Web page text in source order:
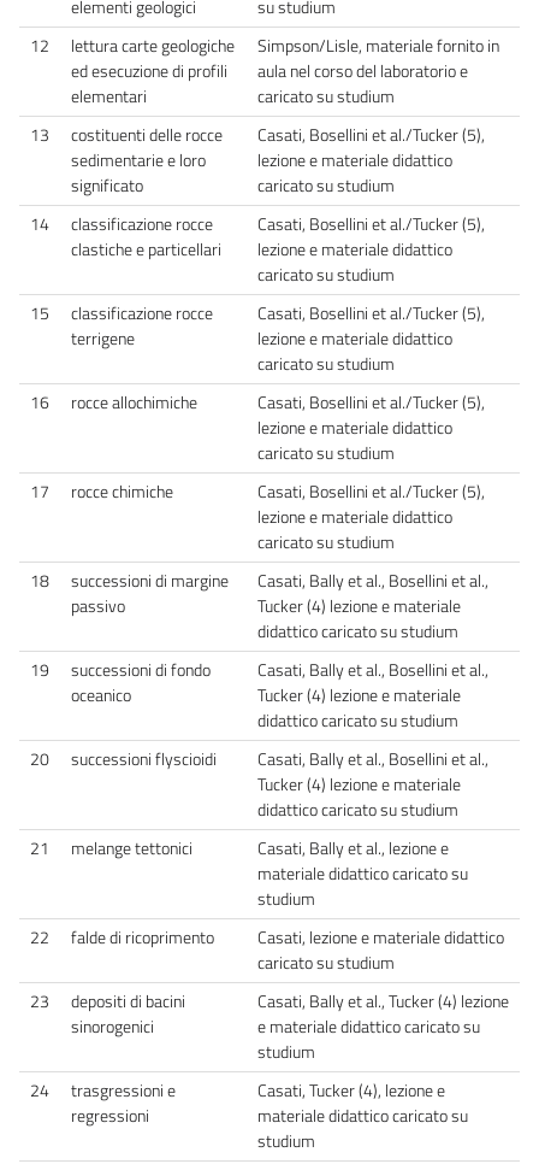
elementi geologici
su studium
12
lettura carte geologiche
ed esecuzione di profili
elementari
Simpson/Lisle, materiale fornito in
aula nel corso del laboratorio e
caricato su studium
13
costituenti delle rocce
sedimentarie e loro
significato
Casati, Bosellini et al./Tucker (5),
lezione e materiale didattico
caricato su studium
14
classificazione rocce
clastiche e particellari
Casati, Bosellini et al./Tucker (5),
lezione e materiale didattico
caricato su studium
15
classificazione rocce
terrigene
Casati, Bosellini et al./Tucker (5),
lezione e materiale didattico
caricato su studium
16
rocce allochimiche
Casati, Bosellini et al./Tucker (5),
lezione e materiale didattico
caricato su studium
17
rocce chimiche
Casati, Bosellini et al./Tucker (5),
lezione e materiale didattico
caricato su studium
18
successioni di margine
passivo
Casati, Bally et al., Bosellini et al.,
Tucker (4) lezione e materiale
didattico caricato su studium
19
successioni di fondo
oceanico
Casati, Bally et al., Bosellini et al.,
Tucker (4) lezione e materiale
didattico caricato su studium
20
successioni flyscioidi
Casati, Bally et al., Bosellini et al.,
Tucker (4) lezione e materiale
didattico caricato su studium
21
melange tettonici
Casati, Bally et al., lezione e
materiale didattico caricato su
studium
22
falde di ricoprimento
Casati, lezione e materiale didattico
caricato su studium
23
depositi di bacini
sinorogenici
Casati, Bally et al., Tucker (4) lezione
e materiale didattico caricato su
studium
24
trasgressioni e
regressioni
Casati, Tucker (4), lezione e
materiale didattico caricato su
studium